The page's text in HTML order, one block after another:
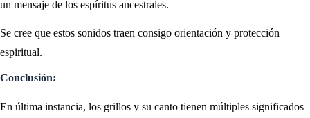
un mensaje de los espíritus ancestrales.
Se cree que estos sonidos traen consigo orientación y protección
espiritual.
Conclusión:
En última instancia, los grillos y su canto tienen múltiples significados